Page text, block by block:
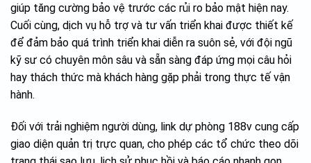
giúp tăng cường bảo vệ trước các rủi ro bảo mật hiện nay.
Cuối cùng, dịch vụ hỗ trợ và tư vấn triển khai được thiết kế
để đảm bảo quá trình triển khai diễn ra suôn sẻ, với đội ngũ
kỹ sư có chuyên môn sâu và sẵn sàng đáp ứng mọi câu hỏi
hay thách thức mà khách hàng gặp phải trong thực tế vận
hành.
Đối với trải nghiệm người dùng, link dự phòng 188v cung cấp
giao diện quản trị trực quan, cho phép các tổ chức theo dõi